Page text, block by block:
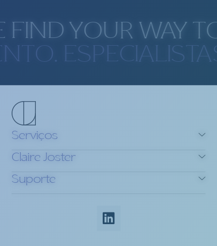
YOUR WAY
Serviços
Claire Joster
Suporte